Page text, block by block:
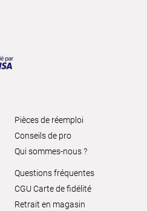
Pièces de réemploi
Conseils de pro
Qui sommes-nous ?
Questions fréquentes
CGU Carte de fidélité
Retrait en magasin